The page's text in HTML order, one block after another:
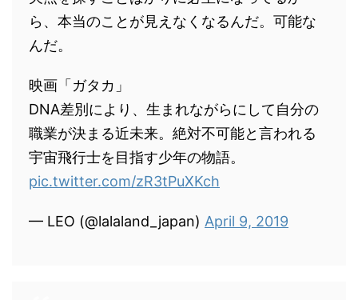
ら、本当のことが見えなくなるんだ。可能な
んだ。
映画「ガタカ」
DNA差別により、生まれながらにして自分の
職業が決まる近未来。絶対不可能と言われる
宇宙飛行士を目指す少年の物語。
pic.twitter.com/zR3tPuXKch
— LEO (@lalaland_japan) April 9, 2019